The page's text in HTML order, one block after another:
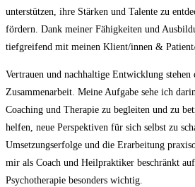
unterstützen, ihre Stärken und Talente zu
fördern. Dank meiner Fähigkeiten und
tiefgreifend mit meinen Klient/innen &
Vertrauen und nachhaltige Entwicklung
Zusammenarbeit. Meine Aufgabe sehe ich
Coaching und Therapie zu begleiten und zu
helfen, neue Perspektiven für sich selbst zu
Umsetzungserfolge und die Erarbeitung
mir als Coach und Heilpraktiker beschränkt
Psychotherapie besonders wichtig.